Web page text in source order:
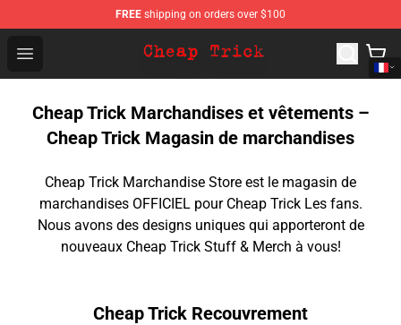
FREE shipping on orders over $100
Open menu
Cheap Trick Store - Official Cheap Trick Merchandise
Cheap Trick Marchandises et vêtements –
Cheap Trick Magasin de marchandises
Cheap Trick Marchandise Store est le magasin de
marchandises OFFICIEL pour Cheap Trick Les fans.
Nous avons des designs uniques qui apporteront de
nouveaux Cheap Trick Stuff & Merch à vous!
Cheap Trick Recouvrement